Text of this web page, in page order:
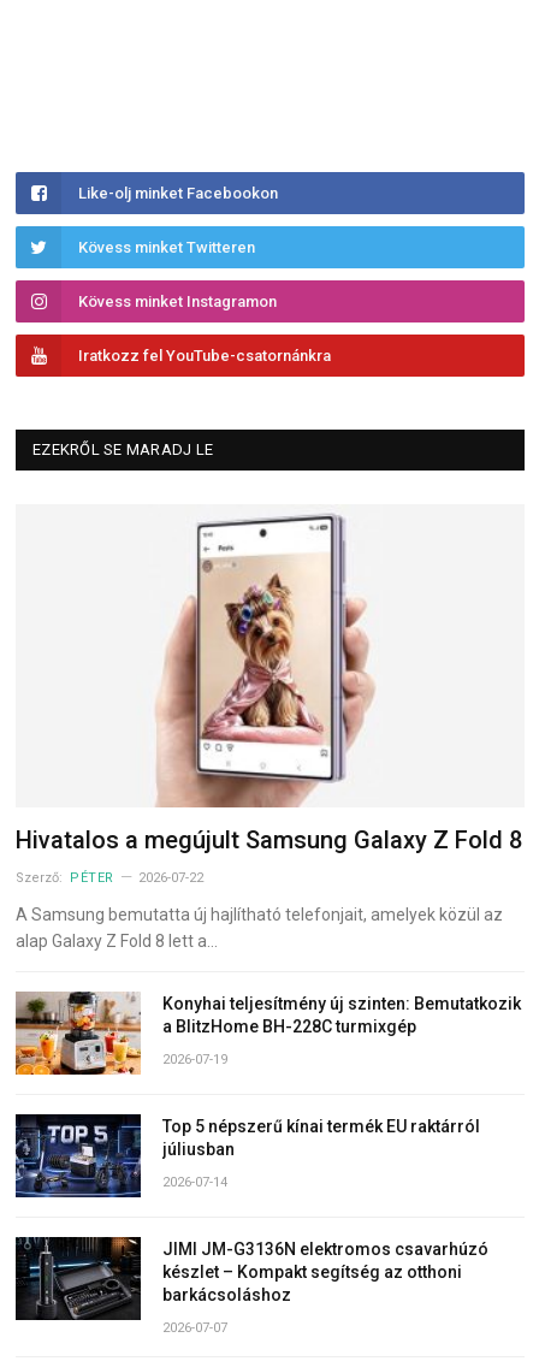
Like-olj minket Facebookon
Kövess minket Twitteren
Kövess minket Instagramon
Iratkozz fel YouTube-csatornánkra
EZEKRŐL SE MARADJ LE
Hivatalos a megújult Samsung Galaxy Z Fold 8
Szerző: PÉTER 2026-07-22
A Samsung bemutatta új hajlítható telefonjait, amelyek közül az
alap Galaxy Z Fold 8 lett a…
Konyhai teljesítmény új szinten: Bemutatkozik
a BlitzHome BH-228C turmixgép
2026-07-19
Top 5 népszerű kínai termék EU raktárról
júliusban
2026-07-14
JIMI JM-G3136N elektromos csavarhúzó
készlet – Kompakt segítség az otthoni
barkácsoláshoz
2026-07-07